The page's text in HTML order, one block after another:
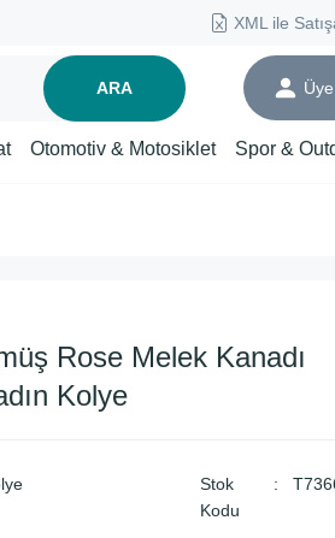
XML ile
ARA
Otomotiv & Motosiklet Spor &
Rose Melek Kanadı
Kolye
Stok
Kodu